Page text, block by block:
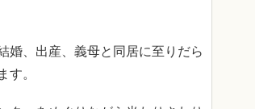
婚、出産、義母と同居に至りだら
す。